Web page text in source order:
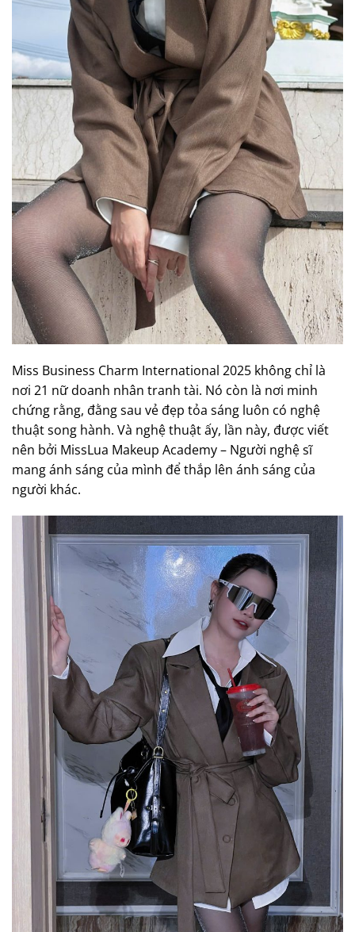
Miss Business Charm International 2025 không chỉ là
nơi 21 nữ doanh nhân tranh tài. Nó còn là nơi minh
chứng rằng, đằng sau vẻ đẹp tỏa sáng luôn có nghệ
thuật song hành. Và nghệ thuật ấy, lần này, được viết
nên bởi MissLua Makeup Academy – Người nghệ sĩ
mang ánh sáng của mình để thắp lên ánh sáng của
người khác.